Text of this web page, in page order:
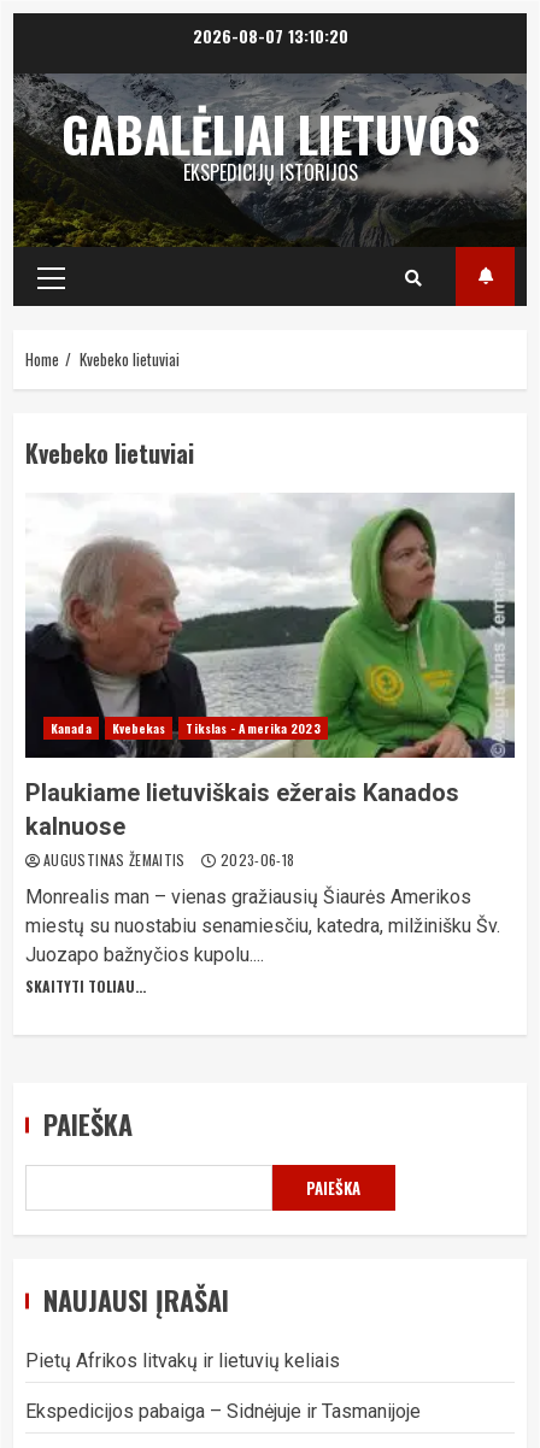
content
2026-08-07 13:10:20
GABALĖLIAI LIETUVOS
EKSPEDICIJŲ ISTORIJOS
Primary
Menu
Home Kvebeko lietuviai
Kvebeko lietuviai
Kanada Kvebekas Tikslas - Amerika 2023
Plaukiame lietuviškais ežerais Kanados
kalnuose
AUGUSTINAS ŽEMAITIS 2023-06-18
Monrealis man – vienas gražiausių Šiaurės Amerikos
miestų su nuostabiu senamiesčiu, katedra, milžinišku Šv.
Juozapo bažnyčios kupolu....
SKAITYTI TOLIAU...
PAIEŠKA
PAIEŠKA
NAUJAUSI ĮRAŠAI
Pietų Afrikos litvakų ir lietuvių keliais
Ekspedicijos pabaiga – Sidnėjuje ir Tasmanijoje